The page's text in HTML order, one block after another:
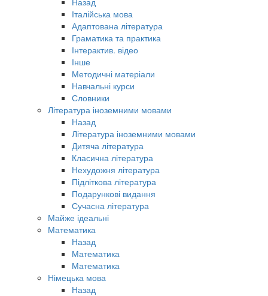
Італійська мова
Адаптована література
Граматика та практика
Інтерактив. відео
Інше
Методичні матеріали
Навчальні курси
Словники
Література іноземними мовами
Назад
Література іноземними мовами
Дитяча література
Класична література
Нехудожня література
Підліткова література
Подарункові видання
Сучасна література
Майже ідеальні
Математика
Назад
Математика
Математика
Німецька мова
Назад